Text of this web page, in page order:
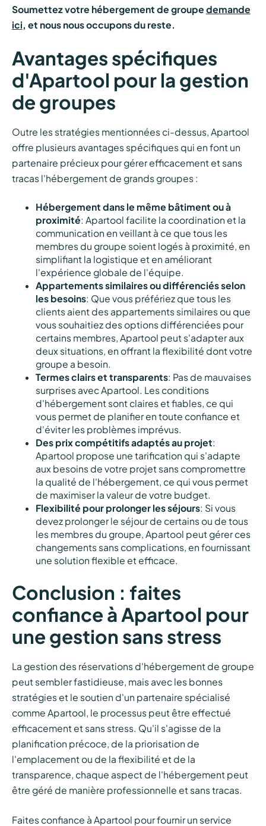
Soumettez votre hébergement de groupe demande
ici, et nous nous occupons du reste.
Avantages spécifiques
d'Apartool pour la gestion
de groupes
Outre les stratégies mentionnées ci-dessus, Apartool
offre plusieurs avantages spécifiques qui en font un
partenaire précieux pour gérer efficacement et sans
tracas l'hébergement de grands groupes :
Hébergement dans le même bâtiment ou à
proximité: Apartool facilite la coordination et la
communication en veillant à ce que tous les
membres du groupe soient logés à proximité, en
simplifiant la logistique et en améliorant
l'expérience globale de l'équipe.
Appartements similaires ou différenciés selon
les besoins: Que vous préfériez que tous les
clients aient des appartements similaires ou que
vous souhaitiez des options différenciées pour
certains membres, Apartool peut s'adapter aux
deux situations, en offrant la flexibilité dont votre
groupe a besoin.
Termes clairs et transparents: Pas de mauvaises
surprises avec Apartool. Les conditions
d'hébergement sont claires et fiables, ce qui
vous permet de planifier en toute confiance et
d'éviter les problèmes imprévus.
Des prix compétitifs adaptés au projet:
Apartool propose une tarification qui s'adapte
aux besoins de votre projet sans compromettre
la qualité de l'hébergement, ce qui vous permet
de maximiser la valeur de votre budget.
Flexibilité pour prolonger les séjours: Si vous
devez prolonger le séjour de certains ou de tous
les membres du groupe, Apartool peut gérer ces
changements sans complications, en fournissant
une solution flexible et efficace.
Conclusion : faites
confiance à Apartool pour
une gestion sans stress
La gestion des réservations d'hébergement de groupe
peut sembler fastidieuse, mais avec les bonnes
stratégies et le soutien d'un partenaire spécialisé
comme Apartool, le processus peut être effectué
efficacement et sans stress. Qu'il s'agisse de la
planification précoce, de la priorisation de
l'emplacement ou de la flexibilité et de la
transparence, chaque aspect de l'hébergement peut
être géré de manière professionnelle et sans tracas.
Faites confiance à Apartool pour fournir un service